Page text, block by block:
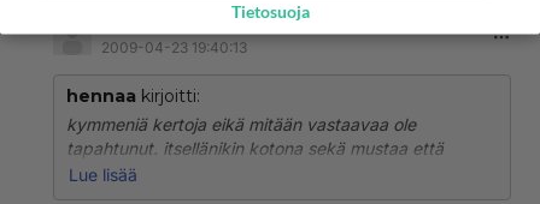
2009-04-23 19:40:13
hennaa kirjoitti:
kymmeniä kertoja eikä mitään vastaavaa ole
tapahtunut. itsellänikin kotona sekä mustaa että
punaista väriä. tosin kertaakaan en ulkomailla ole
Lue lisää
Tietosuoja